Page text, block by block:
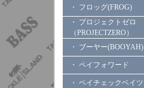
・ フロッグ(FROG)
・ プロジェクトゼロ
（PROJECTZERO）
・ ブーヤー(BOOYAH)
・ ペイフォワード
・ ペイチェックベイツ